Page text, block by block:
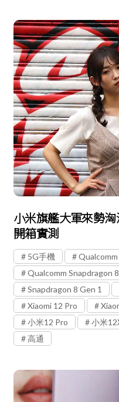
小米旗艦大軍來勢
開箱實測
5G手機
Qualcomm
Qualcomm Snapdragon
Snapdragon 8 Gen 1
Xiaomi 12 Pro
小米12 Pro
小米
高通